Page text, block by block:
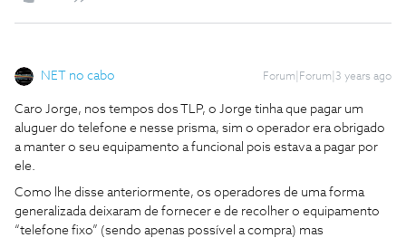
NET no cabo Forum|Forum|3 years ago
Caro Jorge, nos tempos dos TLP, o Jorge tinha que pagar um
aluguer do telefone e nesse prisma, sim o operador era obrigado
a manter o seu equipamento a funcional pois estava a pagar por
ele.
Como lhe disse anteriormente, os operadores de uma forma
generalizada deixaram de fornecer e de recolher o equipamento
“telefone fixo” (sendo apenas possível a compra) mas